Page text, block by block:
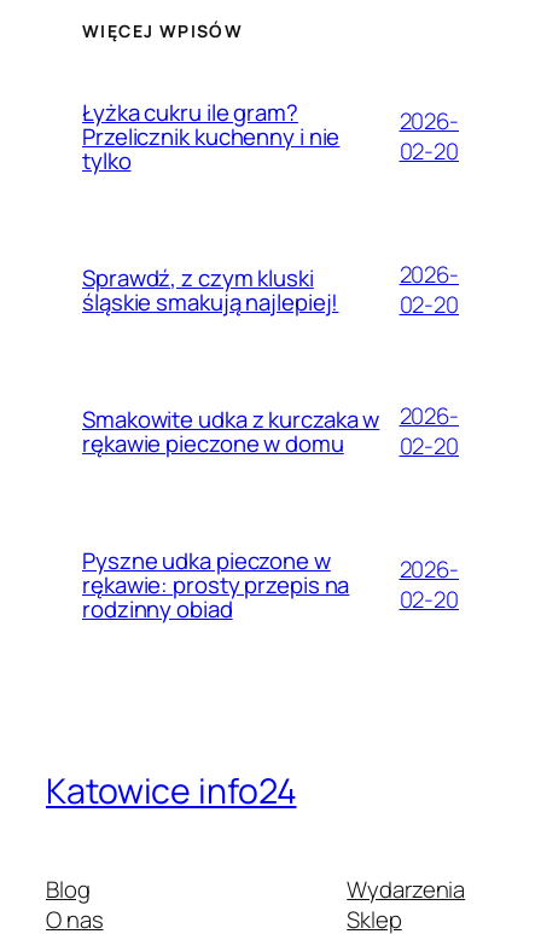
WIĘCEJ WPISÓW
Łyżka cukru ile gram?
Przelicznik kuchenny i nie
tylko
2026-
02-20
Sprawdź, z czym kluski
śląskie smakują najlepiej!
2026-
02-20
Smakowite udka z kurczaka w
rękawie pieczone w domu
2026-
02-20
Pyszne udka pieczone w
rękawie: prosty przepis na
rodzinny obiad
2026-
02-20
Katowice info24
Blog
O nas
Wydarzenia
Sklep